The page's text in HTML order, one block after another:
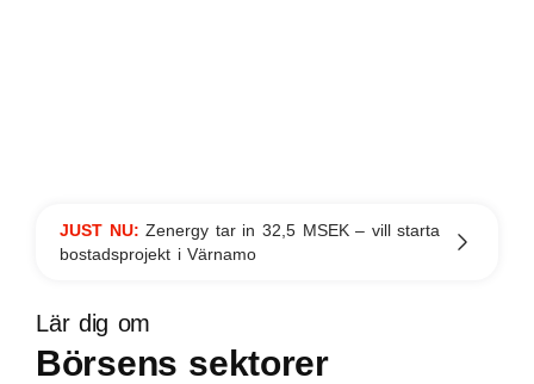
JUST NU:Zenergy tar in 32,5 MSEK – vill starta
bostadsprojekt i Värnamo
Lär dig om
Börsens sektorer